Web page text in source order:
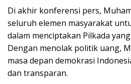
Di akhir konferensi pers,
seluruh elemen masyarakat
dalam menciptakan Pilkada
Dengan menolak politik uang,
masa depan demokrasi
dan transparan.